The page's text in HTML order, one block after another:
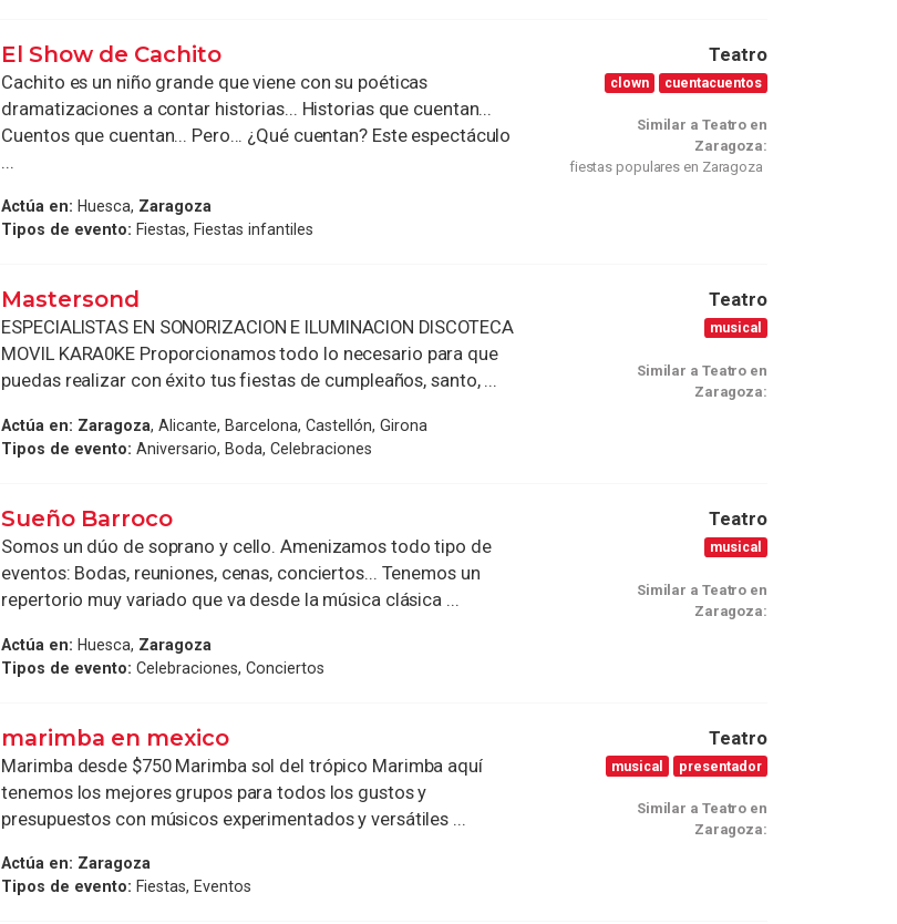
El Show de Cachito
Cachito es un niño grande que viene con su poéticas
dramatizaciones a contar historias... Historias que cuentan...
Cuentos que cuentan... Pero... ¿Qué cuentan? Este espectáculo
...
Actúa en: Huesca, Zaragoza
Tipos de evento: Fiestas, Fiestas infantiles
Teatro
clown cuentacuentos
Similar a Teatro en
Zaragoza:
fiestas populares en Zaragoza
Mastersond
ESPECIALISTAS EN SONORIZACION E ILUMINACION DISCOTECA
MOVIL KARA0KE Proporcionamos todo lo necesario para que
puedas realizar con éxito tus fiestas de cumpleaños, santo, ...
Actúa en: Zaragoza, Alicante, Barcelona, Castellón, Girona
Tipos de evento: Aniversario, Boda, Celebraciones
Teatro
musical
Similar a Teatro en
Zaragoza:
Sueño Barroco
Somos un dúo de soprano y cello. Amenizamos todo tipo de
eventos: Bodas, reuniones, cenas, conciertos... Tenemos un
repertorio muy variado que va desde la música clásica ...
Actúa en: Huesca, Zaragoza
Tipos de evento: Celebraciones, Conciertos
Teatro
musical
Similar a Teatro en
Zaragoza:
marimba en mexico
Marimba desde $750 Marimba sol del trópico Marimba aquí
tenemos los mejores grupos para todos los gustos y
presupuestos con músicos experimentados y versátiles ...
Actúa en: Zaragoza
Tipos de evento: Fiestas, Eventos
Teatro
musical presentador
Similar a Teatro en
Zaragoza: